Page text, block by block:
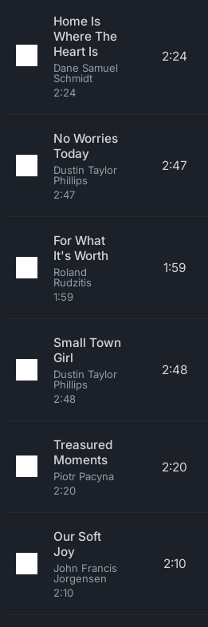
Home Is
Where The
Heart Is
Dane Samuel
Schmidt
2:24
2:24
No Worries
Today
Dustin Taylor
Phillips
2:47
2:47
For What
It's Worth
Roland
Rudzitis
1:59
1:59
Small Town
Girl
Dustin Taylor
Phillips
2:48
2:48
Treasured
Moments
Piotr Pacyna
2:20
2:20
Our Soft
Joy
John Francis
Jorgensen
2:10
2:10